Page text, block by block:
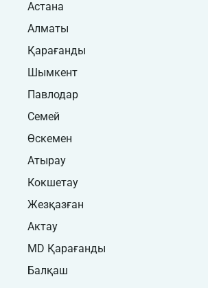
Астана
Алматы
Қарағанды
Шымкент
Павлодар
Семей
Өскемен
Атырау
Кокшетау
Жезқазған
Актау
MD Қарағанды
Балқаш